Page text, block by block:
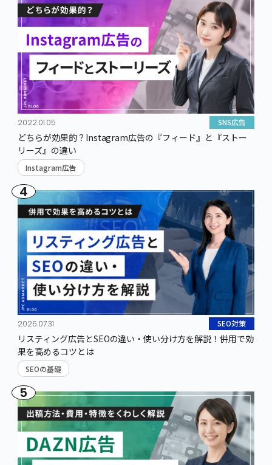
2022.01.05 SNS広告
どちらが効果的？Instagram広告の『フィード』と『ストー
リーズ』の違い
Instagram広告
2026.07.31 SEO対策
リスティング広告とSEOの違い・使い分け方を解説！併用で効
果を高めるコツとは
SEOの基礎
4
5